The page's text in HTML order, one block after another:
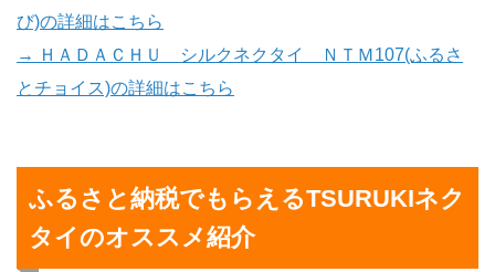
び)の詳細はこちら
→ ＨＡＤＡＣＨＵ シルクネクタイ ＮＴＭ107(ふるさ
とチョイス)の詳細はこちら
ふるさと納税でもらえるTSURUKIネク
タイのオススメ紹介